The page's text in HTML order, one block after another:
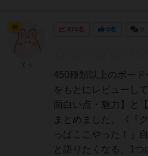
474名 0名
450種類以上のボー
をもとにレビューし
面白い点・魅力】と
まとめました。《『
っぱここやった！」
と語りたくなる、1